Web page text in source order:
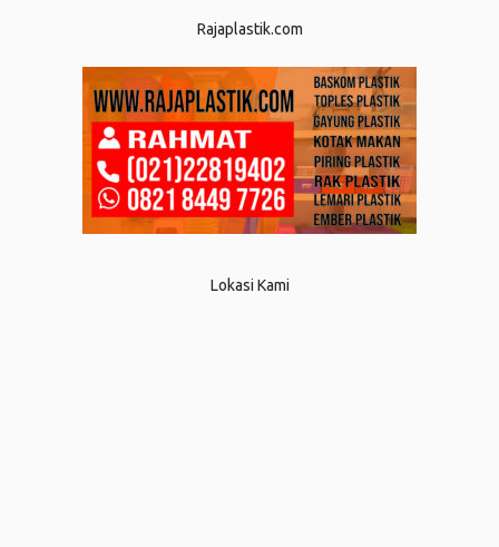
Rajaplastik.com
Lokasi Kami